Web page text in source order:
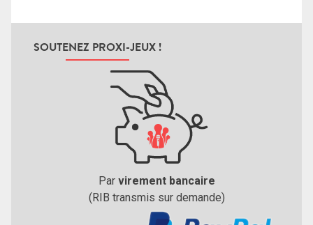
SOUTENEZ PROXI-JEUX !
Par virement bancaire
(RIB transmis sur demande)